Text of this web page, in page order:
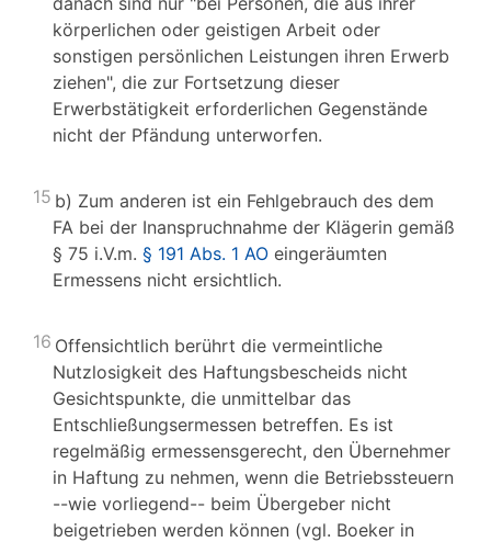
körperlichen oder geistigen Arbeit oder
sonstigen persönlichen Leistungen ihren Erwerb
ziehen", die zur Fortsetzung dieser
Erwerbstätigkeit erforderlichen Gegenstände
nicht der Pfändung unterworfen.
15 b) Zum anderen ist ein Fehlgebrauch des dem
FA bei der Inanspruchnahme der Klägerin gemäß
§ 75 i.V.m. § 191 Abs. 1 AO eingeräumten
Ermessens nicht ersichtlich.
16 Offensichtlich berührt die vermeintliche
Nutzlosigkeit des Haftungsbescheids nicht
Gesichtspunkte, die unmittelbar das
Entschließungsermessen betreffen. Es ist
regelmäßig ermessensgerecht, den Übernehmer
in Haftung zu nehmen, wenn die Betriebssteuern
--wie vorliegend-- beim Übergeber nicht
beigetrieben werden können (vgl. Boeker in